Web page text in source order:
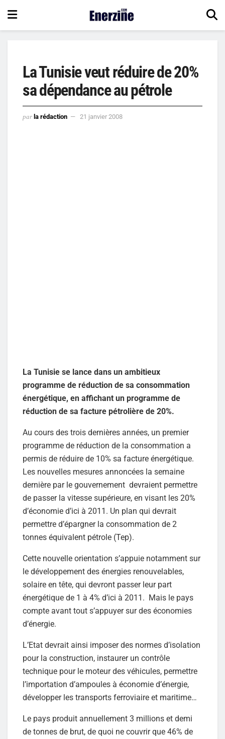
La Tunisie veut réduire de 20%
sa dépendance au pétrole
par la rédaction 21 janvier 2008
La Tunisie se lance dans un ambitieux
programme de réduction de sa consommation
énergétique, en affichant un programme de
réduction de sa facture pétrolière de 20%.
Au cours des trois dernières années, un premier
programme de réduction de la consommation a
permis de réduire de 10% sa facture énergétique.
Les nouvelles mesures annoncées la semaine
dernière par le gouvernement devraient permettre
de passer la vitesse supérieure, en visant les 20%
d’économie d’ici à 2011. Un plan qui devrait
permettre d’épargner la consommation de 2
tonnes équivalent pétrole (Tep).
Cette nouvelle orientation s’appuie notamment sur
le développement des énergies renouvelables,
solaire en tête, qui devront passer leur part
énergétique de 1 à 4% d’ici à 2011. Mais le pays
compte avant tout s’appuyer sur des économies
d’énergie.
L’Etat devrait ainsi imposer des normes d’isolation
pour la construction, instaurer un contrôle
technique pour le moteur des véhicules, permettre
l’importation d’ampoules à économie d’énergie,
développer les transports ferroviaire et maritime…
Le pays produit annuellement 3 millions et demi
de tonnes de brut, de quoi ne couvrir que 46% de